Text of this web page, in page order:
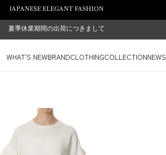
JAPANESE ELEGANT FASHION
夏季休業期間の出荷につきまして
WHAT'S NEWBRANDCLOTHINGCOLLECTIONNEWS